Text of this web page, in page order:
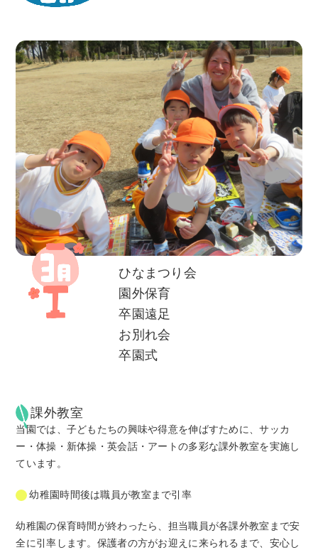
ひなまつり会
園外保育
卒園遠足
お別れ会
卒園式
課外教室
当園では、子どもたちの興味や得意を伸ばすために、サッカ
ー・体操・新体操・英会話・アートの多彩な課外教室を実施し
ています。
幼稚園時間後は職員が教室まで引率
幼稚園の保育時間が終わったら、担当職員が各課外教室まで安
全に引率します。保護者の方がお迎えに来られるまで、安心し